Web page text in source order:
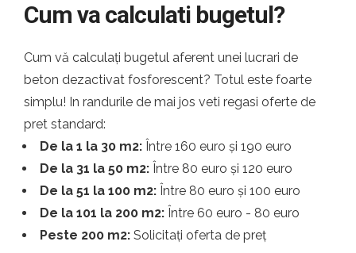
Cum va calculati bugetul?
Cum vă calculați bugetul aferent unei lucrari de
beton dezactivat fosforescent? Totul este foarte
simplu! In randurile de mai jos veti regasi oferte de
pret standard:
De la 1 la 30 m2: Între 160 euro și 190 euro
De la 31 la 50 m2: Între 80 euro și 120 euro
De la 51 la 100 m2: Între 80 euro și 100 euro
De la 101 la 200 m2: Între 60 euro - 80 euro
Peste 200 m2: Solicitați oferta de preț